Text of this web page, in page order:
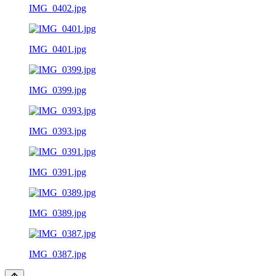
IMG_0402.jpg
IMG_0401.jpg
IMG_0399.jpg
IMG_0393.jpg
IMG_0391.jpg
IMG_0389.jpg
IMG_0387.jpg